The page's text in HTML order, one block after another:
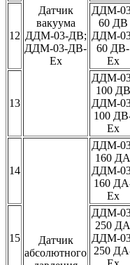
Датчик
вакуума
ДДМ-03-ДВ;
ДДМ-03-ДВ-
Ех
12
ДДМ-
60 ДВ
ДДМ-
60 ДВ-
Ех
13
ДДМ-
100 ДВ
ДДМ-
100
Ех
14
Датчик
абсолютного
ДДМ-
160 ДА
ДДМ-
160
Ех
15
ДДМ-
250 ДА
ДДМ-
250